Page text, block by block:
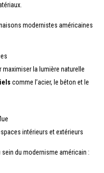
modernistes américaines
maximiser la lumière naturelle
comme l’acier, le béton et le
intérieurs et extérieurs
du modernisme américain :